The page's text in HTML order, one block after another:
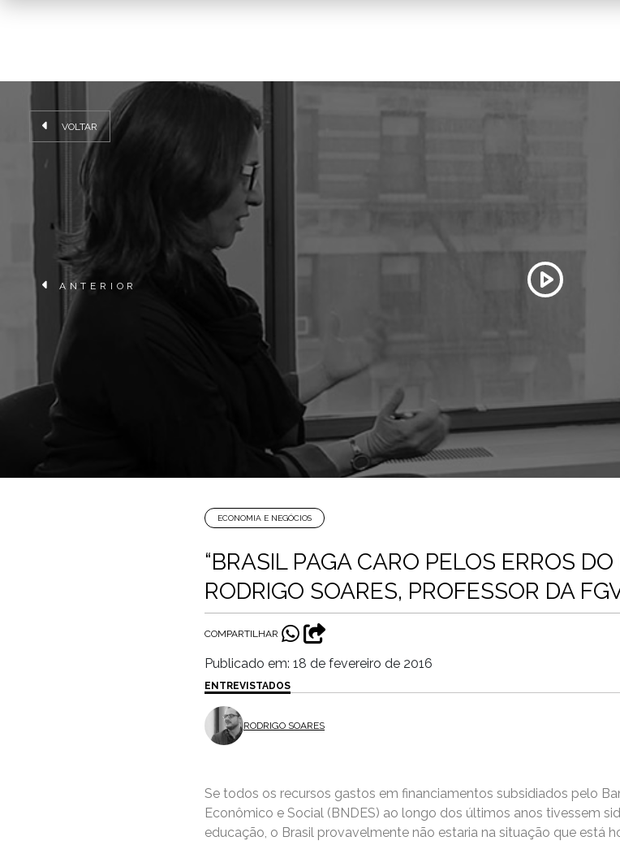
VOLTAR
ANTERIOR
ECONOMIA E NEGÓCIOS
“BRASIL PAGA CARO PELOS ERROS
RODRIGO SOARES, PROFESSOR DA
COMPARTILHAR
Publicado em: 18 de fevereiro de 2016
ENTREVISTADOS
RODRIGO SOARES
Se todos os recursos gastos em financiamentos subsidiados pelo
Econômico e Social (BNDES) ao longo dos últimos anos tivessem
educação, o Brasil provavelmente não estaria na situação que está